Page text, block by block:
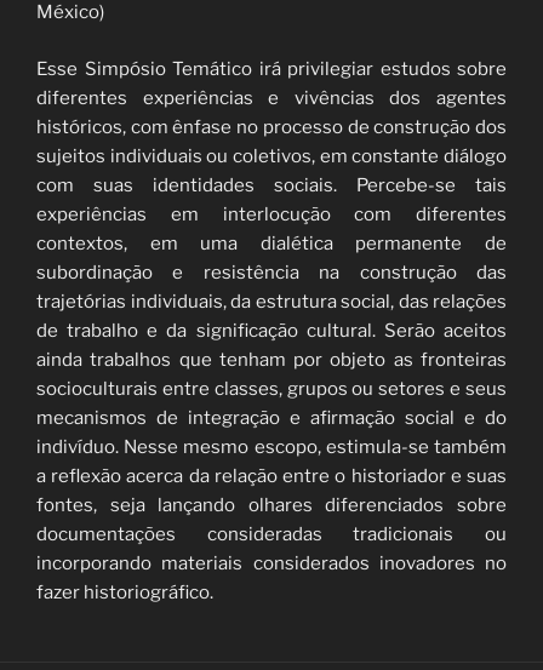
México)
Esse Simpósio Temático irá privilegiar estudos sobre
diferentes experiências e vivências dos agentes
históricos, com ênfase no processo de construção dos
sujeitos individuais ou coletivos, em constante diálogo
com suas identidades sociais. Percebe-se tais
experiências em interlocução com diferentes
contextos, em uma dialética permanente de
subordinação e resistência na construção das
trajetórias individuais, da estrutura social, das relações
de trabalho e da significação cultural. Serão aceitos
ainda trabalhos que tenham por objeto as fronteiras
socioculturais entre classes, grupos ou setores e seus
mecanismos de integração e afirmação social e do
indivíduo. Nesse mesmo escopo, estimula-se também
a reflexão acerca da relação entre o historiador e suas
fontes, seja lançando olhares diferenciados sobre
documentações consideradas tradicionais ou
incorporando materiais considerados inovadores no
fazer historiográfico.